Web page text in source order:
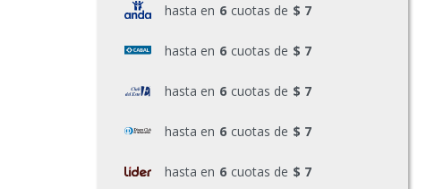
hasta en 6 cuotas de $ 7
hasta en 6 cuotas de $ 7
hasta en 6 cuotas de $ 7
hasta en 6 cuotas de $ 7
hasta en 6 cuotas de $ 7